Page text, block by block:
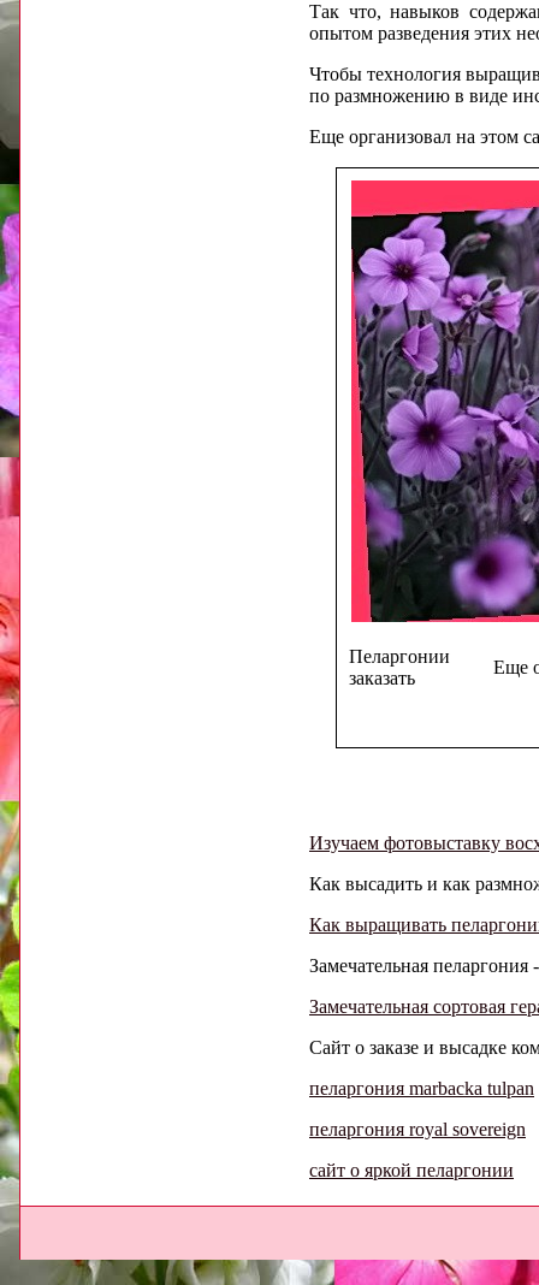
Так что, навыков
опытом разведения этих
Чтобы технология
по размножению в виде
Еще организовал на этом
Пеларгонии
заказать
Еще
Изучаем фотовыставку
Как высадить и как
Как выращивать
Замечательная пеларгония
Замечательная сортовая
Сайт о заказе и высадке
пеларгония marbacka tulpan
пеларгония royal sovereign
сайт о яркой пеларгонии